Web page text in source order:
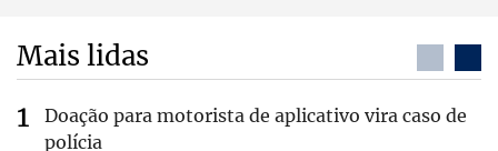
Mais lidas
Doação para motorista de aplicativo vira caso de
polícia